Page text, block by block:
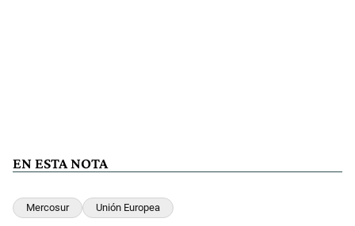
EN ESTA NOTA
Mercosur Unión Europea